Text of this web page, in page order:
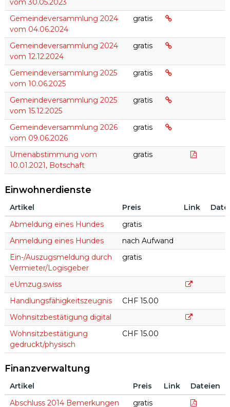
vom 30.05.2023
Gemeindeversammlung 2024
vom 04.06.2024
gratis
Gemeindeversammlung 2024
vom 12.12.2024
gratis
Gemeindeversammlung 2025
vom 10.06.2025
gratis
Gemeindeversammlung 2025
vom 15.12.2025
gratis
Gemeindeversammlung 2026
vom 09.06.2026
gratis
Urnenabstimmung vom
10.01.2021, Botschaft
gratis
Einwohnerdienste
Einwohnerdienste
Artikel Preis Link
Abmeldung eines Hundes
gratis
Anmeldung eines Hundes
nach Aufwand
Ein-/Auszugsmeldung durch
Vermieter/Logisgeber
gratis
eUmzug.swiss
Handlungsfähigkeitszeugnis
CHF 15.00
Wohnsitzbestätigung digital
Wohnsitzbestätigung
gedruckt/physisch
CHF 15.00
Finanzverwaltung
Finanzverwaltung
Artikel Preis Link
Dateien
Abschluss 2014 Bemerkungen
gratis